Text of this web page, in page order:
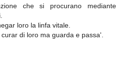
che si procurano mediante
loro la linfa vitale.
di loro ma guarda e passa'.